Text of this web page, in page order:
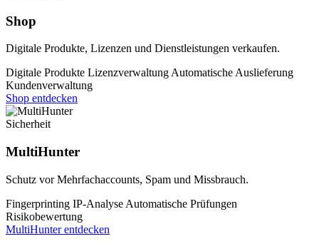
Shop
Digitale Produkte, Lizenzen und Dienstleistungen verkaufen.
Digitale Produkte LizenzverwaltungAutomatische Auslieferung
Kundenverwaltung
Shop entdecken
Sicherheit
MultiHunter
Schutz vor Mehrfachaccounts, Spam und Missbrauch.
Fingerprinting IP-Analyse Automatische Prüfungen
Risikobewertung
MultiHunter entdecken